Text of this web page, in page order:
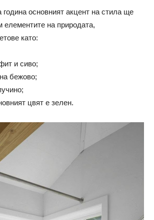
основният акцент на стила ще
елементите на природата,
като:
и сиво;
бежово;
цвят е зелен.